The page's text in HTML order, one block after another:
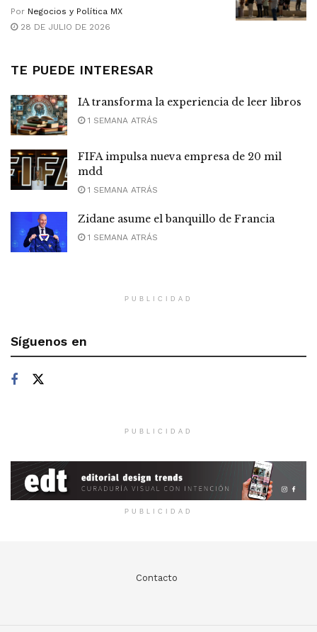
Por Negocios y Política MX
28 DE JULIO DE 2026
TE PUEDE INTERESAR
IA transforma la experiencia de leer libros
1 SEMANA ATRÁS
FIFA impulsa nueva empresa de 20 mil
mdd
1 SEMANA ATRÁS
Zidane asume el banquillo de Francia
1 SEMANA ATRÁS
PUBLICIDAD
Síguenos en
PUBLICIDAD
PUBLICIDAD
Contacto